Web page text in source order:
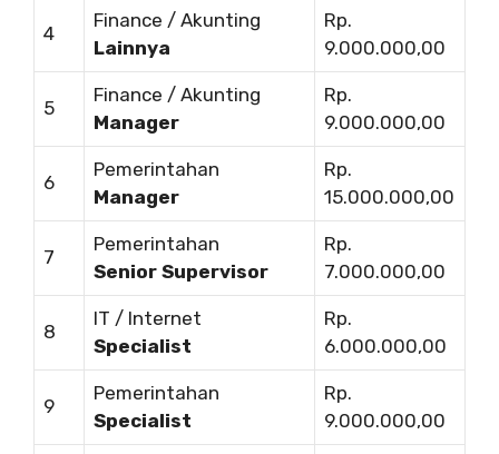
4
Finance / Akunting
Lainnya
Rp.
9.000.000,00
5
Finance / Akunting
Manager
Rp.
9.000.000,00
6
Pemerintahan
Manager
Rp.
15.000.000,00
7
Pemerintahan
Senior Supervisor
Rp.
7.000.000,00
8
IT / Internet
Specialist
Rp.
6.000.000,00
9
Pemerintahan
Specialist
Rp.
9.000.000,00